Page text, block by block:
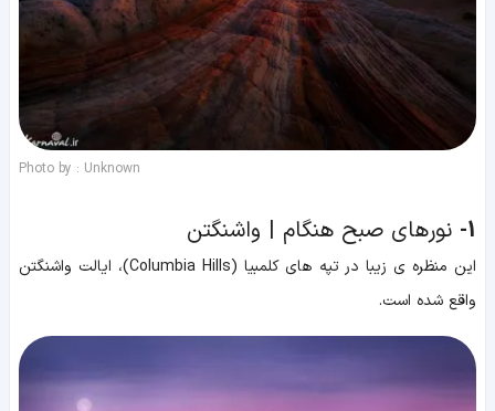
Photo by : Unknown
1- نورهای صبح هنگام | واشنگتن
این منظره ی زیبا در تپه های کلمبیا (Columbia Hills)، ایالت واشنگتن
واقع شده است.